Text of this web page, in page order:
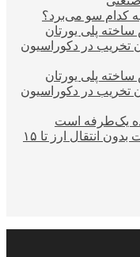
به کدام سو می‌برد؟
ساخته پلی یورتان
تخریب در دکوراسیون
ساخته پلی یورتان
تخریب در دکوراسیون
تمدید بخشنامه اعتبار ثبت سفارشات بدون انتقال ارز تا ۱۵